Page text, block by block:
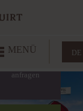
MENÜ DE